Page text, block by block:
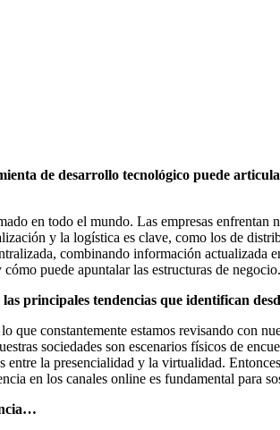
de desarrollo tecnológico puede
en todo el mundo. Las empresas
y la logística es clave, como los de
combinando información actualizada
puede apuntalar las estructuras de negocio.
principales tendencias que identifican
constantemente estamos revisando con
sociedades son escenarios físicos de
la presencialidad y la virtualidad.
en los canales online es fundamental para